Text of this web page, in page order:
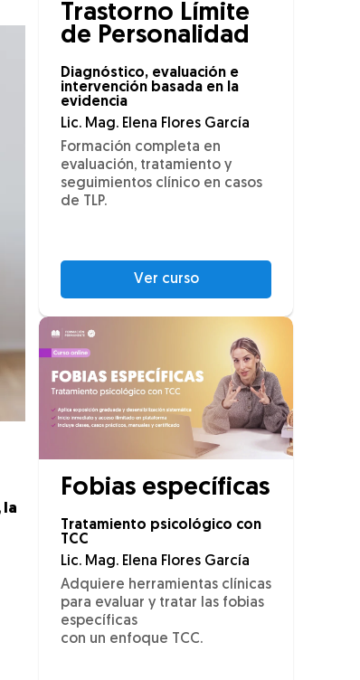
la
Trastorno Límite
de Personalidad
Diagnóstico, evaluación e
intervención basada en la
evidencia
Lic. Mag. Elena Flores García
Formación completa en
evaluación, tratamiento y
seguimientos clínico en casos
de TLP.
Ver curso
Fobias específicas
Tratamiento psicológico con
TCC
Lic. Mag. Elena Flores García
Adquiere herramientas clínicas
para evaluar y tratar las fobias
específicas
con un enfoque TCC.